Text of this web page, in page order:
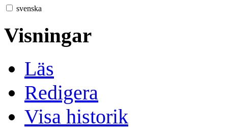
svenska
Visningar
Läs
Redigera
Visa historik